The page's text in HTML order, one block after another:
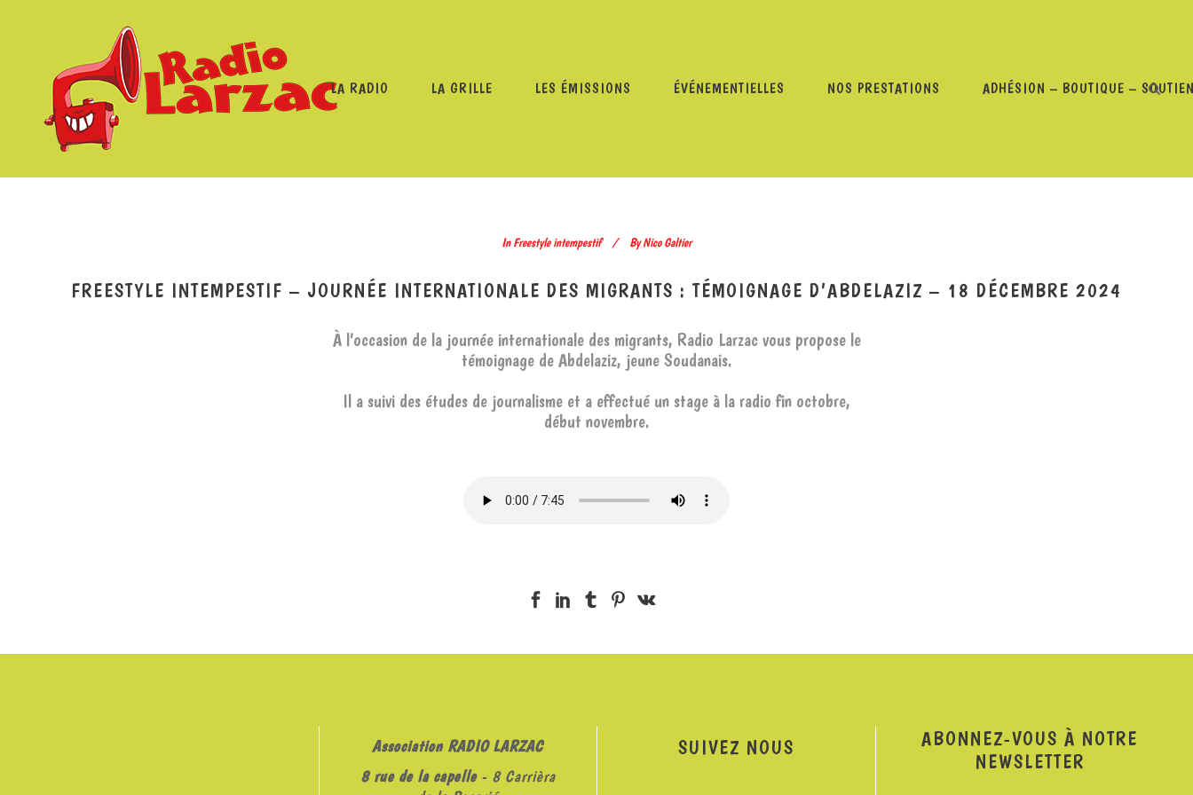
LA RADIO LA GRILLE LES ÉMISSIONS ÉVÉNEMENTIELLES NOS PRESTATIONS ADHÉSION – BOUTIQUE –
RADIO LARZAC /
In Freestyle intempestif By Nico Galtier
FREESTYLE INTEMPESTIF – JOURNÉE INTERNATIONALE DES MIGRANTS : TÉMOIGNAGE D’ABDELAZIZ – 18 DÉCEMBRE 2024
À l’occasion de la journée internationale des migrants, Radio Larzac vous propose le
témoignage de Abdelaziz, jeune Soudanais.
Il a suivi des études de journalisme et a effectué un stage à la radio fin octobre,
début novembre.
Association RADIO LARZAC
8 rue de la capelle- 8 Carrièra
SUIVEZ NOUS
ABONNEZ-VOUS À NOTRE
NEWSLETTER